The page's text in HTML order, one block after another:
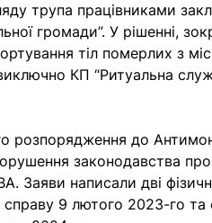
трупа працівниками
громади”. У рішенні,
тіл померлих з
КП “Ритуальна
розпорядження до
законодавства
Заяви написали дві
9 лютого 2023-го та